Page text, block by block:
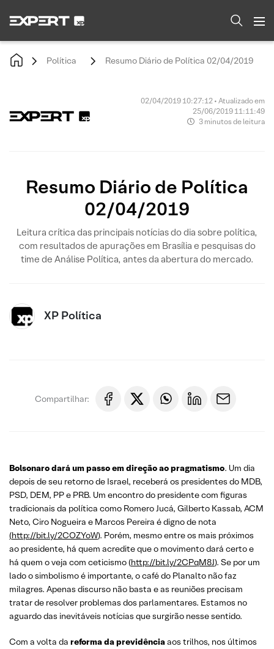
Política Resumo Diário de Política 02/04/2019
02/04/2019 10:27:12 • Atualizado em
25/06/2019 11:11:49
3 minutos de leitura
Resumo Diário de Política
02/04/2019
Leitura crítica das principais notícias do dia sobre política,
com resultados de apurações em Brasília e pesquisas do
time de Análise Política, antes da abertura do mercado.
XP Política
Compartilhar:
Bolsonaro dará um passo em direção ao pragmatismo. Um dia
depois de seu retorno de Israel, receberá os presidentes do MDB,
PSD, DEM, PP e PRB. Um encontro do presidente com figuras
tradicionais da política como Romero Jucá, Gilberto Kassab, ACM
Neto, Ciro Nogueira e Marcos Pereira é digno de nota
(http://bit.ly/2COZYoW). Porém, mesmo entre os mais próximos
ao presidente, há quem acredite que o movimento dará certo e
há quem o veja com ceticismo (http://bit.ly/2CPqM8J). Se por um
lado o simbolismo é importante, o café do Planalto não faz
milagres. Apenas discurso não basta e as reuniões precisam
tratar de resolver problemas dos parlamentares. Estamos no
aguardo das inevitáveis notícias que surgirão nesse sentido.
Com a volta da reforma da previdênciaaos trilhos, nos últimos